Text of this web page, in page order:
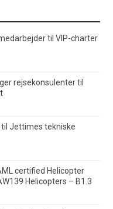
til VIP-charter
rejsekonsulenter til
Jettimes tekniske
certified Helicopter
Helicopters – B1.3